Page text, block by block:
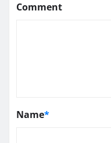
Comment
Name*